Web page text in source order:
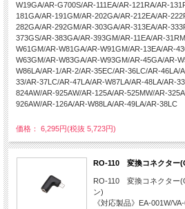
W19GA/AR-G700S/AR-111EA/AR-121RA/AR-
181GA/AR-191GM/AR-202GA/AR-212EA/AR-
282GA/AR-292GM/AR-303GA/AR-313EA/AR-
373GS/AR-383GA/AR-393GM/AR-11EA/AR-
W61GM/AR-W81GA/AR-W91GM/AR-13EA/AR-
W63GM/AR-W83GA/AR-W93GM/AR-45GA/AR-
W86LA/AR-1/AR-2/AR-35EC/AR-36LC/AR-46LA/
33/AR-37LC/AR-47LA/AR-W87LA/AR-48LA/AR-
824AW/AR-925AW/AR-125A/AR-525MW/AR-
926AW/AR-126A/AR-W88LA/AR-49LA/AR-38LC
価格： 6,295円(税抜 5,723円)
RO-110 変換コネクター
RO-110 変換コネクター
ン)
《対応製品》EA-001W/